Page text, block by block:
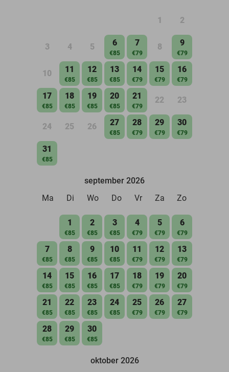
1 2
3 4 5 6
€85
7
€79
8 9
€79
10 11
€85
12
€85
13
€85
14
€79
15
€79
16
€79
17
€85
18
€85
19
€85
20
€85
21
€79
22 23
24 25 26 27
€85
28
€79
29
€79
30
€79
31
€85
september 2026
Ma
Di Wo Do Vr Za Zo
1
€85
2
€85
3
€85
4
€79
5
€79
6
€79
7
€85
8
€85
9
€85
10
€85
11
€79
12
€79
13
€79
14
€85
15
€85
16
€85
17
€85
18
€79
19
€79
20
€79
21
€85
22
€85
23
€85
24
€85
25
€79
26
€79
27
€79
28
€85
29
€85
30
€85
oktober 2026